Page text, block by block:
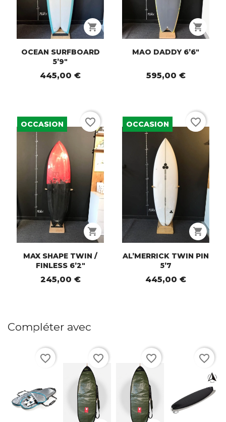
shopping_cart
OCEAN SURFBOARD
5’9"
445,00 €
shopping_cart
MAO DADDY 6’6"
595,00 €
shopping_cart
MAX SHAPE TWIN /
FINLESS 6’2"
245,00 €
OCCASION favorite_border
shopping_cart
AL’MERRICK TWIN PIN
5’7
445,00 €
OCCASION favorite_border
Compléter avec
favorite_border favorite_border favorite_border favorite_border